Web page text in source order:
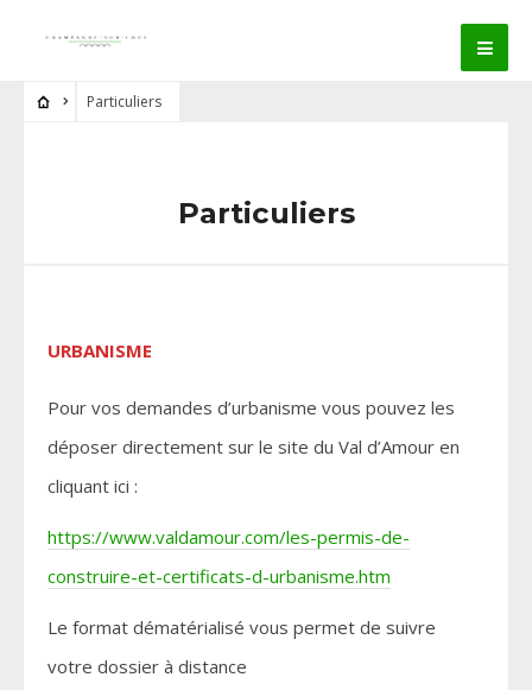
Particuliers
Particuliers
URBANISME
Pour vos demandes d’urbanisme vous pouvez les
déposer directement sur le site du Val d’Amour en
cliquant ici :
https://www.valdamour.com/les-permis-de-
construire-et-certificats-d-urbanisme.htm
Le format dématérialisé vous permet de suivre
votre dossier à distance